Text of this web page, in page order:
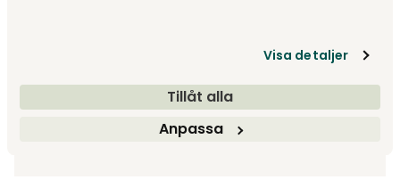
Visa detaljer
Tillåt alla
Anpassa
Denna vara skickas till ett ombud. Du väljer själv i kassan
vilket DHL eller PostNord ombud du önskar få din leverans
till. Du blir aviserad när din order finns att hämta. Beställs
Du har 14 dagars ångerrätt från den dag du tog emot din
distansavtalslagen.